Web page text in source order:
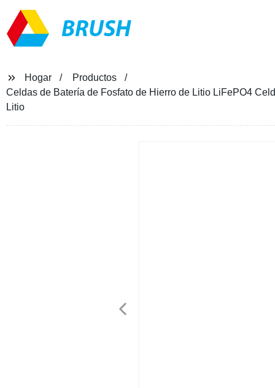
BRUSH
Hogar
Productos
Celdas de Batería de Fosfato de Hierro de Litio LiFePO4
Litio